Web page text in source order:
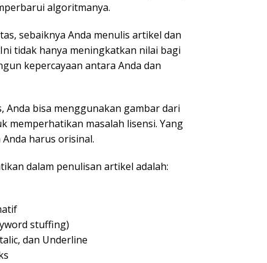
algoritmanya.
sebaiknya Anda menulis artikel dan
tidak hanya meningkatkan nilai bagi
kepercayaan antara Anda dan
Anda bisa menggunakan gambar dari
memperhatikan masalah lisensi. Yang
harus orisinal.
dalam penulisan artikel adalah:
stuffing)
dan Underline